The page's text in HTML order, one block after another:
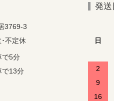
3769-3
不定休
で5分
で13分
発送
日
2
9
16